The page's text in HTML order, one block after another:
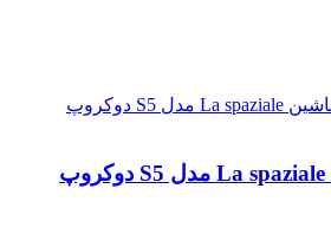
اسپرسو ماشین La spaziale مدل S5 دوکروپ